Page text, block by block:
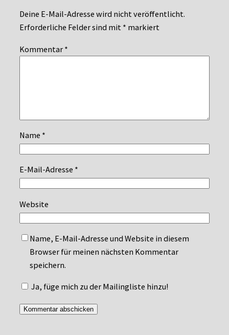
Deine E-Mail-Adresse wird nicht veröffentlicht.
Erforderliche Felder sind mit * markiert
Kommentar *
Name *
E-Mail-Adresse *
Website
Name, E-Mail-Adresse und Website in diesem
Browser für meinen nächsten Kommentar
speichern.
Ja, füge mich zu der Mailingliste hinzu!